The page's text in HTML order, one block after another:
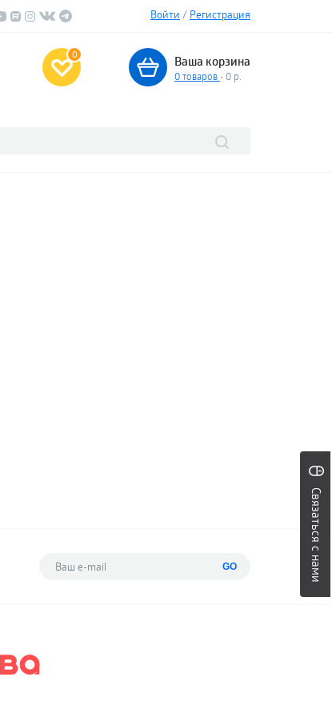
Связаться с нами
Войти / Регистрация
0 Ваша корзина
0товаров - 0 р.
GO